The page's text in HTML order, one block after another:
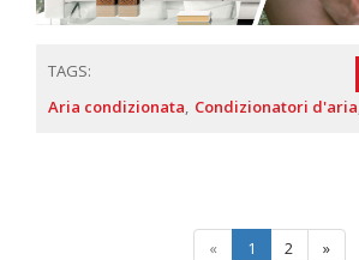
TAGS:
Aria condizionata Condizionatori d'aria
« 1 2 »